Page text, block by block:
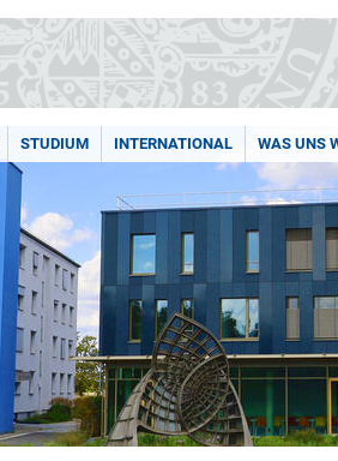
STUDIUM INTERNATIONAL WAS UNS